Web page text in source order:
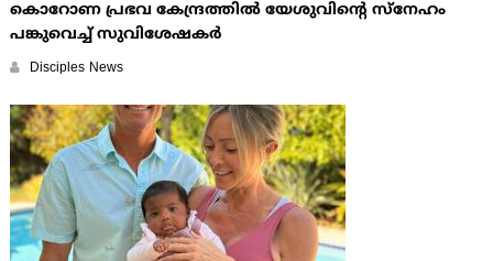
കൊറോണ പ്രഭവ കേന്ദ്രത്തില്‍ യേശുവിന്റെ സ്നേഹം
പങ്കുവെച്ച് സുവിശേഷകര്‍
Disciples News